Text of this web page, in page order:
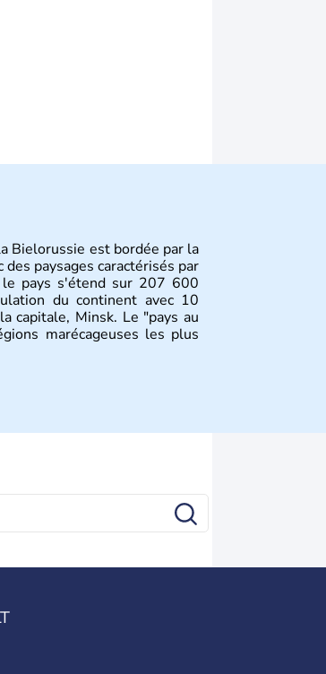
Bielorussie est bordée par la
paysages caractérisés par
pays s'étend sur 207 600
du continent avec 10
capitale, Minsk. Le "pays au
marécageuses les plus